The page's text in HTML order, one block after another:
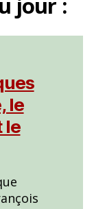
le
le